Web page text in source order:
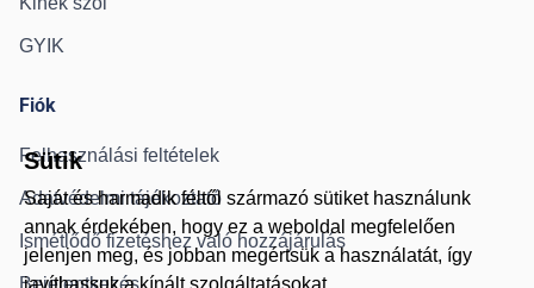
GYIK
Fiók
Felhasználási feltételek
Adatvédelmi tájékoztató
Ismétlődő fizetéshez való hozzájárulás
Bejelentkezés
Sütik
Saját és harmadik féltől származó sütiket használunk
annak érdekében, hogy ez a weboldal megfelelően
jelenjen meg, és jobban megértsük a használatát, így
javíthassuk a kínált szolgáltatásokat.